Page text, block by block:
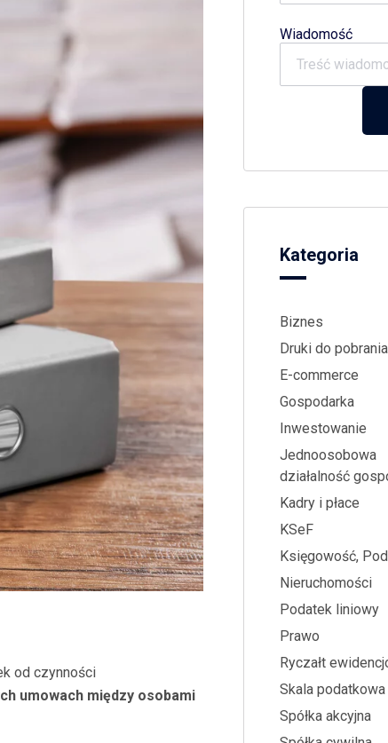
od czynności
umowach między osobami
Wiadomość
Kategoria
Biznes
Druki do pobrania
E-commerce
Gospodarka
Inwestowanie
Jednoosobowa
działalność
Kadry i płace
KSeF
Księgowość,
Nieruchomości
Podatek liniowy
Prawo
Ryczałt
Skala podatkowa
Spółka akcyjna